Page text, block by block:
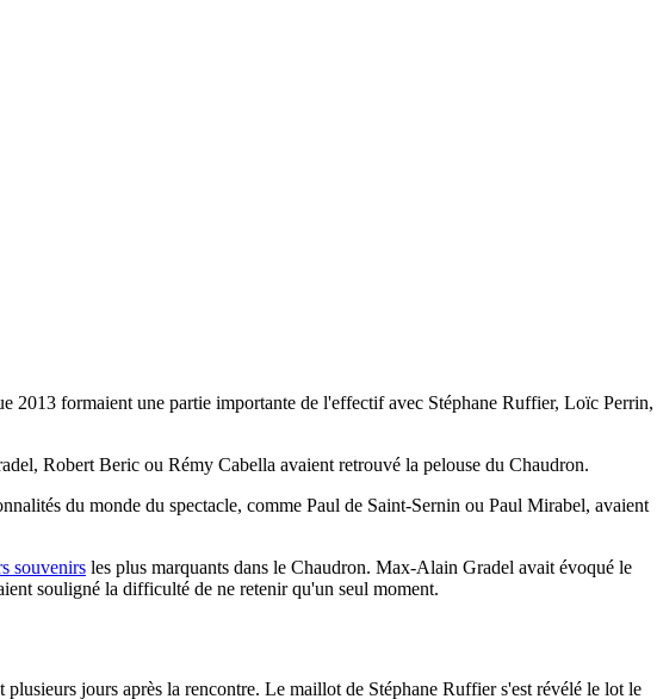
2013 formaient une partie importante de l'effectif avec Stéphane Ruffier, Loïc Perrin,
Robert Beric ou Rémy Cabella avaient retrouvé la pelouse du Chaudron.
du monde du spectacle, comme Paul de Saint-Sernin ou Paul Mirabel, avaient
souvenirs les plus marquants dans le Chaudron. Max-Alain Gradel avait évoqué le
souligné la difficulté de ne retenir qu'un seul moment.
jours après la rencontre. Le maillot de Stéphane Ruffier s'est révélé le lot le